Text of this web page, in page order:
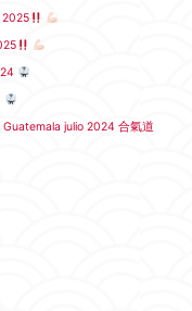
2025
julio 2024 合氣道